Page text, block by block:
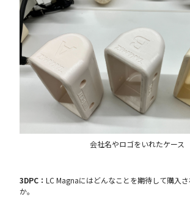
会社名やロゴをいれたケース
3DPC：LC Magnaにはどんなことを期待して購入
か。